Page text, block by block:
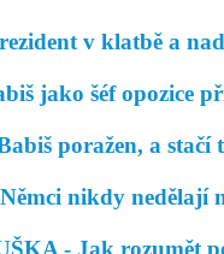
v klatbě a
jako šéf opozice
poražen, a stačí
nikdy nedělají
- Jak rozumět